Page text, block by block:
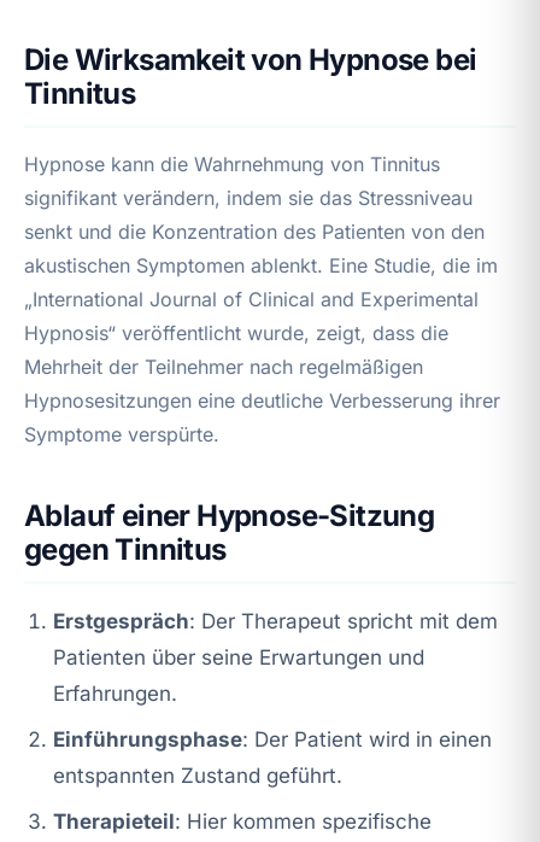
Die Wirksamkeit von Hypnose bei
Tinnitus
Hypnose kann die Wahrnehmung von Tinnitus
signifikant verändern, indem sie das Stressniveau
senkt und die Konzentration des Patienten von den
akustischen Symptomen ablenkt. Eine Studie, die im
„International Journal of Clinical and Experimental
Hypnosis“ veröffentlicht wurde, zeigt, dass die
Mehrheit der Teilnehmer nach regelmäßigen
Hypnosesitzungen eine deutliche Verbesserung ihrer
Symptome verspürte.
Ablauf einer Hypnose-Sitzung
gegen Tinnitus
Erstgespräch: Der Therapeut spricht mit dem
Patienten über seine Erwartungen und
Erfahrungen.
Einführungsphase: Der Patient wird in einen
entspannten Zustand geführt.
Therapieteil: Hier kommen spezifische